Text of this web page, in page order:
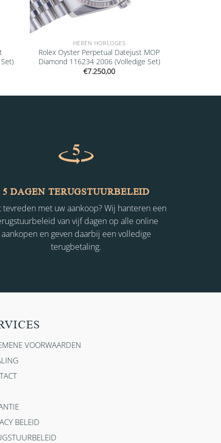
HEREN HORLOGES
Rolex Oyster Perpetual Datejust MOP
Diamond 116234 2006 (Volledige Set)
€7.250,00
5 DAGEN TERUGSTUURBELEID
tevreden met uw aankoop? Wij hanteren een
van vijf dagen op alle online
aankopen en geven daarbij een volledige
terugbetaling.
VOORWAARDEN
BELEID